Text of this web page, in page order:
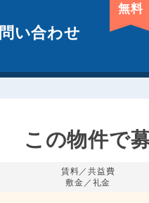
い合わせ
無料
この物件で
賃料／共益費
敷金／礼金